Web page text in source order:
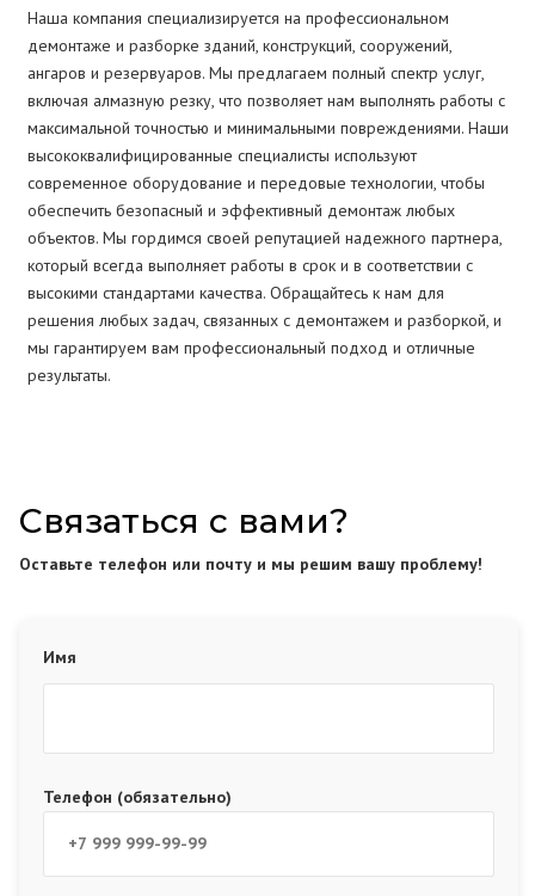
Наша компания специализируется на профессиональном
демонтаже и разборке зданий, конструкций, сооружений,
ангаров и резервуаров. Мы предлагаем полный спектр услуг,
включая алмазную резку, что позволяет нам выполнять работы с
максимальной точностью и минимальными повреждениями. Наши
высококвалифицированные специалисты используют
современное оборудование и передовые технологии, чтобы
обеспечить безопасный и эффективный демонтаж любых
объектов. Мы гордимся своей репутацией надежного партнера,
который всегда выполняет работы в срок и в соответствии с
высокими стандартами качества. Обращайтесь к нам для
решения любых задач, связанных с демонтажем и разборкой, и
мы гарантируем вам профессиональный подход и отличные
результаты.
Связаться с вами?
Оставьте телефон или почту и мы решим вашу проблему!
Имя
Телефон (обязательно)